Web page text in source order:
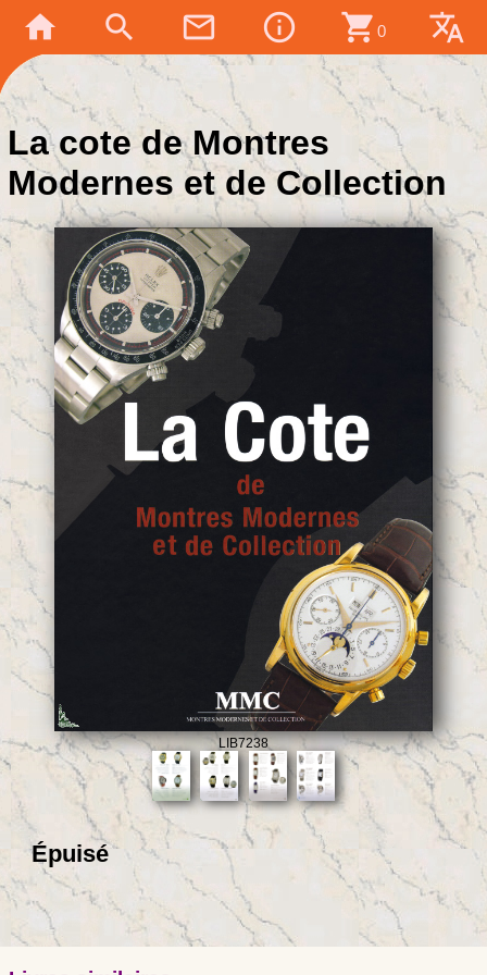
home search mail_outline info_outline shopping_cart 0 translate
La cote de Montres
Modernes et de Collection
LIB7238
Épuisé